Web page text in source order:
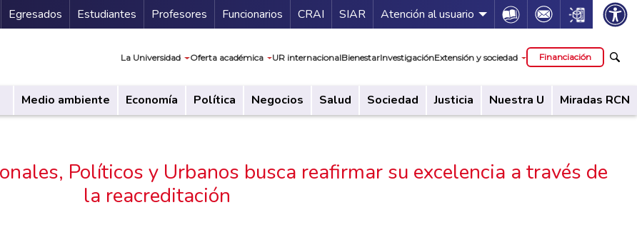
Egresados Estudiantes Profesores Funcionarios Guía de servicios
CRAI SIAR Atención al usuario Icon Icon Icon
La Universidad Oferta académica UR internacionalBienestarInvestigaciónExtensión y sociedad Financiación
Medio ambiente Economía Política Negocios Salud Sociedad Justicia Nuestra U Miradas RCN
Políticos y Urbanos busca reafirmar su excelencia a través de
la reacreditación